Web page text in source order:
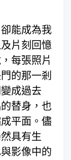
能成為我
片刻回憶
每張照片
的那一剎
成過去
替身，也
平面。儘
具有生
影像中的